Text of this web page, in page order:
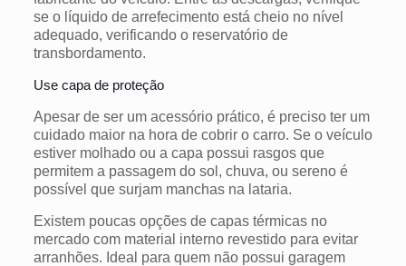
se o líquido de arrefecimento está cheio no nível
adequado, verificando o reservatório de
transbordamento.
Use capa de proteção
Apesar de ser um acessório prático, é preciso ter um
cuidado maior na hora de cobrir o carro. Se o veículo
estiver molhado ou a capa possui rasgos que
permitem a passagem do sol, chuva, ou sereno é
possível que surjam manchas na lataria.
Existem poucas opções de capas térmicas no
mercado com material interno revestido para evitar
arranhões. Ideal para quem não possui garagem